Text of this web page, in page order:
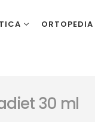
ORTOPEDIA
30 ml